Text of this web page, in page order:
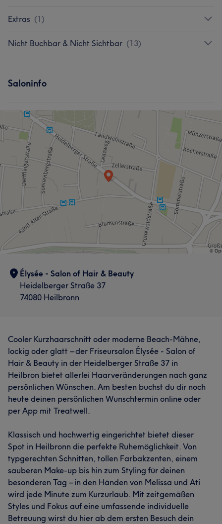
Extras (1)
Nicht Buchbar & Nicht Sichtbar (13)
Saloninfo
Élysée - Salon of Hair & Beauty
Heidelberger Straße 37
74080 Heilbronn
Cooler Kurzhaarschnitt oder moderne Beach-Mähne,
lockig oder glatt – der Friseursalon Élysée - Salon of
Hair & Beauty in der Heidelberger Straße 37 in
Heilbron bietet allerlei Haarveränderungen nach ganz
persönlichen Wünschen. Am besten buchst du dir noch
heute deinen persönlichen Wunschtermin online oder
per App mit Treatwell.
Klassisch und hochwertig eingerichtet bietet dieser
Spot in Heilbronn die perfekte Ruhemöglichkeit. Von
typgerechten Schnitten, tollen Farbakzenten, einem
sauberen Make-up bis hin zum Styling für deinen
besonderen Tag – in den Händen von Melissa und Ati
wird jede Minute zum Kurzurlaub. Mit zeitgemäßen
Styles und Fokus auf eine umfassende individuelle
Betreuung wirst du hier ab dem ersten Besuch dein